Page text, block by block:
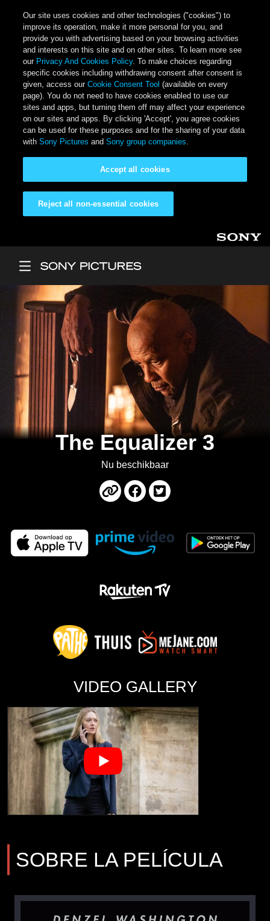
Our site uses cookies and other technologies ("cookies") to
improve its operation, make it more personal for you, and
provide you with advertising based on your browsing activities
and interests on this site and on other sites. To learn more see
our Privacy And Cookies Policy. To make choices regarding
specific cookies including withdrawing consent after consent is
given, access ourCookie Consent Tool (available on every
page). You do not need to have cookies enabled to use our
sites and apps, but turning them off may affect your experience
on our sites and apps. By clicking 'Accept', you agree cookies
can be used for these purposes and for the sharing of your data
withSony Pictures andSony group companies.
Reject all non-essential cookies
Accept all cookies
The Equalizer 3
Nu beschikbaar
VIDEO GALLERY
SOBRE LA PELÍCULA